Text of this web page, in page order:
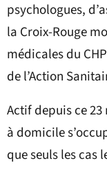
psychologues,
la Croix-Rouge
médicales du
de l’Action
Actif depuis ce
à domicile
que seuls les cas